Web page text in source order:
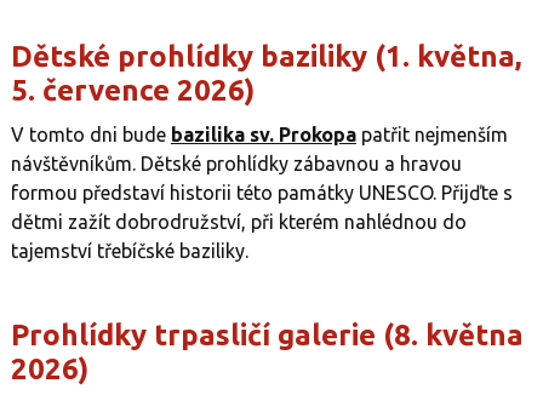
Dětské prohlídky baziliky (1. května,
5. července 2026)
V tomto dni bude bazilika sv. Prokopapatřit nejmenším
návštěvníkům. Dětské prohlídky zábavnou a hravou
formou představí historii této památky UNESCO. Přijďte s
dětmi zažít dobrodružství, při kterém nahlédnou do
tajemství třebíčské baziliky.
Prohlídky trpasličí galerie (8. května
2026)